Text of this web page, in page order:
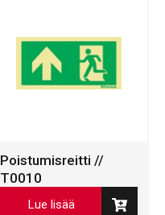
Poistumisreitti //
T0010
Lue lisää